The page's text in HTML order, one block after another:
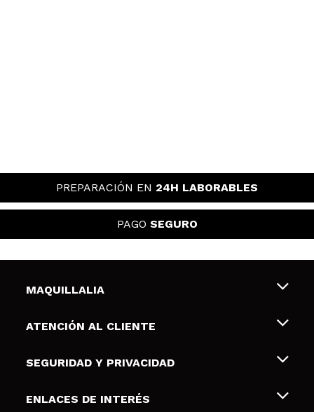
PREPARACIÓN EN 24H LABORABLES
PAGO SEGURO
MAQUILLALIA
Sobre nosotros
Tarjetas de Regalo
ATENCIÓN AL CLIENTE
Envíos y devoluciones
Formas de pago
SEGURIDAD Y PRIVACIDAD
Terminos y condiciones de uso
ENLACES DE INTERÉS